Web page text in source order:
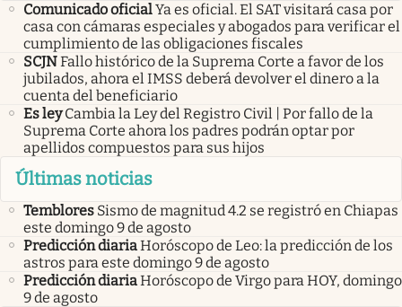
Comunicado oficialYa es oficial. El SAT visitará casa por
casa con cámaras especiales y abogados para verificar el
cumplimiento de las obligaciones fiscales
SCJNFallo histórico de la Suprema Corte a favor de los
jubilados, ahora el IMSS deberá devolver el dinero a la
cuenta del beneficiario
Es ley Cambia la Ley del Registro Civil | Por fallo de la
Suprema Corte ahora los padres podrán optar por
apellidos compuestos para sus hijos
Últimas noticias
Temblores Sismo de magnitud 4.2 se registró en Chiapas
este domingo 9 de agosto
Predicción diariaHoróscopo de Leo: la predicción de los
astros para este domingo 9 de agosto
Predicción diariaHoróscopo de Virgo para HOY, domingo
9 de agosto